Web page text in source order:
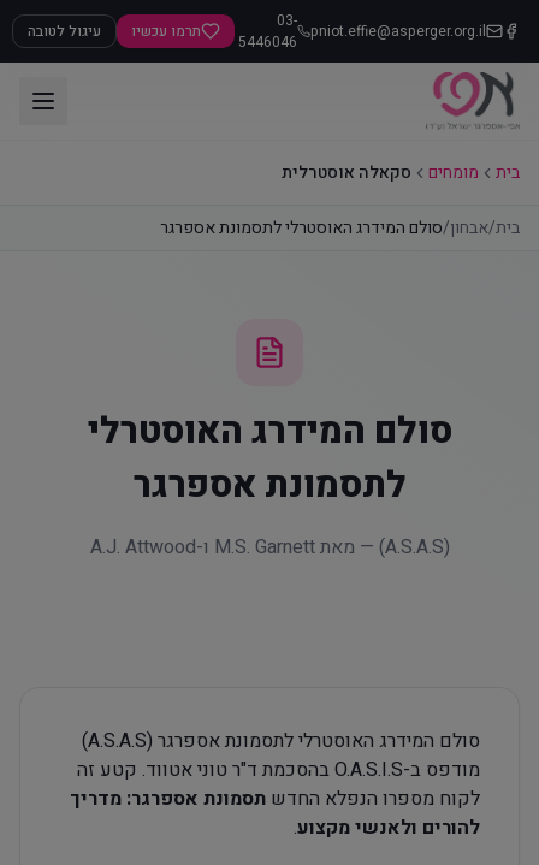
pniot.effie@asperger.org.il
03-
5446046
תרמו עכשיו עיגול לטובה
בית מומחים סקאלה אוסטרלית
בית/אבחון/סולם המידרג האוסטרלי לתסמונת אספרגר
סולם המידרג האוסטרלי
לתסמונת אספרגר
(A.S.A.S) — מאת M.S. Garnett ו-A.J. Attwood
סולם המידרג האוסטרלי לתסמונת אספרגר (A.S.A.S)
מודפס ב-O.A.S.I.S בהסכמת ד"ר טוני אטווד. קטע זה
לקוח מספרו הנפלא החדש תסמונת אספרגר: מדריך
להורים ולאנשי מקצוע.